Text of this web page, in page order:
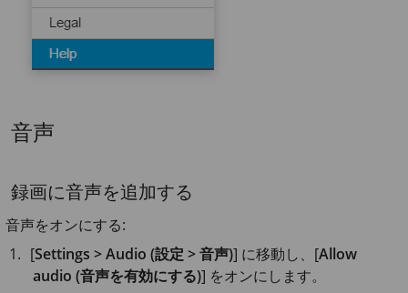
音声
録画に音声を追加する
音声をオンにする:
[Settings > Audio (設定 > 音声)] に移動し、[Allow
audio (音声を有効にする)] をオンにします。